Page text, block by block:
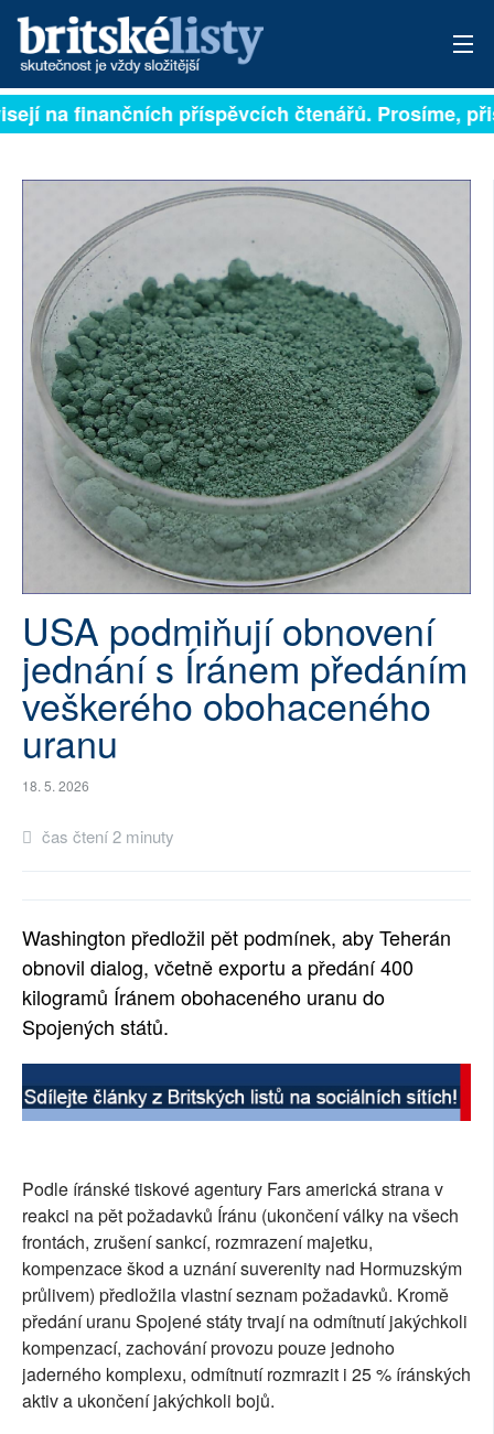
PŘIHLÁSIT
ROZHOVORY
TÉMATA
NEJČTENĚJŠÍ ZA 7 DNÍ
AUTOŘI
PŘÍSPĚVKY NA PROVOZ
SOCIÁLNÍ SÍTĚ
PLNÁ VERZE STRÁNEK
na finančních příspěvcích čtenářů. Prosíme,
USA podmiňují obnovení
jednání s Íránem předáním
veškerého obohaceného
uranu
18. 5. 2026
čas čtení 2 minuty
Washington předložil pět podmínek, aby Teherán
obnovil dialog, včetně exportu a předání 400
kilogramů Íránem obohaceného uranu do
Spojených států.
Podle íránské tiskové agentury Fars americká strana v
reakci na pět požadavků Íránu (ukončení války na všech
frontách, zrušení sankcí, rozmrazení majetku,
kompenzace škod a uznání suverenity nad Hormuzským
průlivem) předložila vlastní seznam požadavků. Kromě
předání uranu Spojené státy trvají na odmítnutí jakýchkoli
kompenzací, zachování provozu pouze jednoho
jaderného komplexu, odmítnutí rozmrazit i 25 % íránských
aktiv a ukončení jakýchkoli bojů.